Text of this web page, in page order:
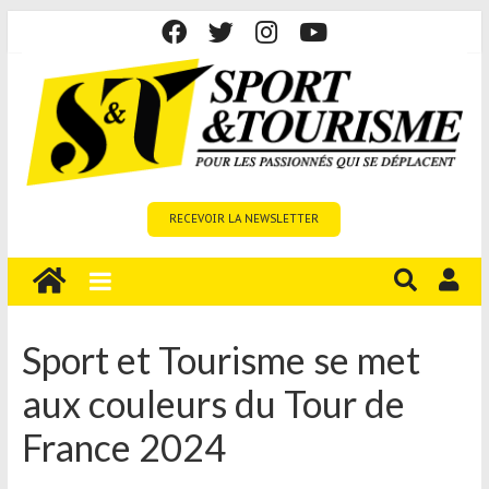
content
Tourisme
est
site
média
sur
le
tourisme
RECEVOIR LA NEWSLETTER
Sport et Tourisme se met
aux couleurs du Tour de
France 2024